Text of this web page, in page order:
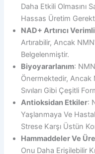
Daha Etkili Olmasını
Hassas Üretim
NAD+ Artırıcı
Artırabilir, Ancak
Belgelenmiştir.
Biyoyararlanım:
Önermektedir, Ancak
Sıvıları Gibi Çeşitli
Antioksidan Etkiler:
Yaşlanmaya Ve
Strese Karşı Üstün
Hammaddeler Ve
Onu Daha Erişilebilir